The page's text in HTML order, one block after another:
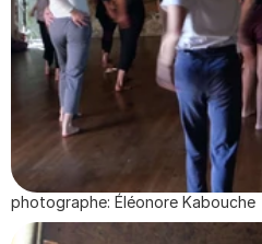
photographe: Éléonore Kabouche